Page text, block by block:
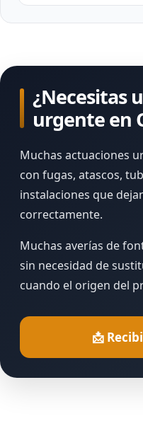
¿Necesitas
urgente en
Muchas actuaciones
con fugas, atascos,
instalaciones que
correctamente.
Muchas averías de
sin necesidad de
cuando el origen del
📩